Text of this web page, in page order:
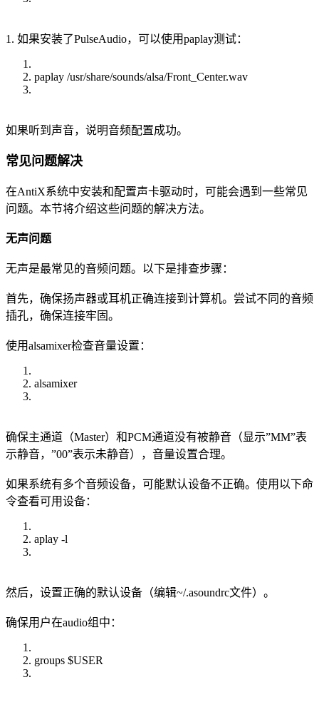
1. 如果安装了PulseAudio，可以使用paplay测试：
paplay /usr/share/sounds/alsa/Front_Center.wav
如果听到声音，说明音频配置成功。
常见问题解决
在AntiX系统中安装和配置声卡驱动时，可能会遇到一些常见
问题。本节将介绍这些问题的解决方法。
无声问题
无声是最常见的音频问题。以下是排查步骤：
首先，确保扬声器或耳机正确连接到计算机。尝试不同的音频
插孔，确保连接牢固。
使用alsamixer检查音量设置：
alsamixer
确保主通道（Master）和PCM通道没有被静音（显示”MM”表
示静音，”00”表示未静音），音量设置合理。
如果系统有多个音频设备，可能默认设备不正确。使用以下命
令查看可用设备：
aplay -l
然后，设置正确的默认设备（编辑~/.asoundrc文件）。
确保用户在audio组中：
groups $USER